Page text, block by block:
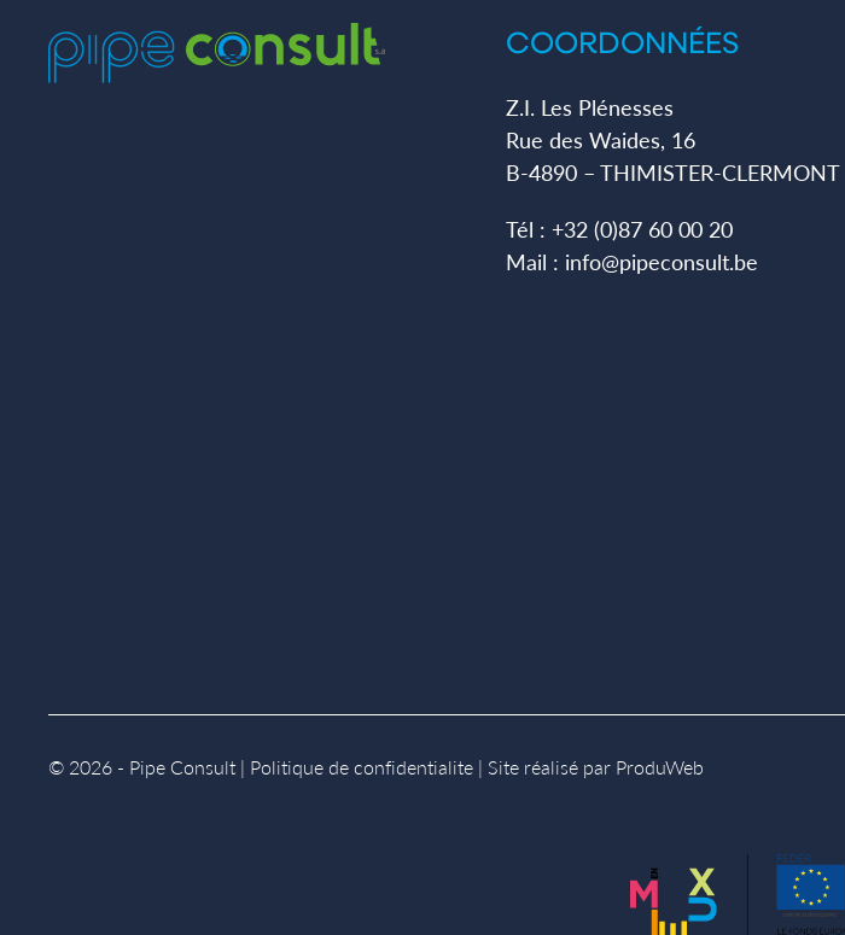
COORDONNÉES
Z.I. Les Plénesses
Rue des Waides, 16
B-4890 – THIMISTER-CLERMONT
Tél : +32 (0)87 60 00 20
Mail : info@pipeconsult.be
© 2026 - Pipe Consult | Politique de confidentialite | Site réalisé par ProduWeb